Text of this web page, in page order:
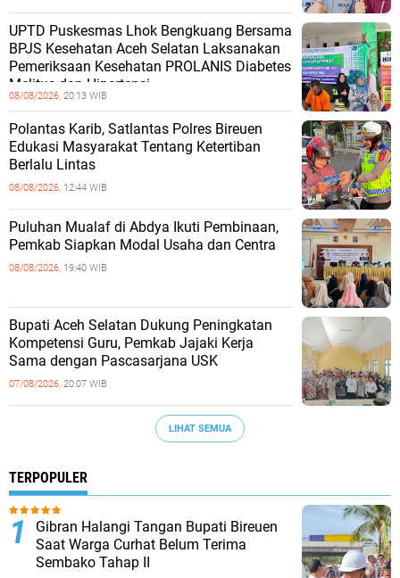
UPTD Puskesmas Lhok Bengkuang Bersama
BPJS Kesehatan Aceh Selatan Laksanakan
Pemeriksaan Kesehatan PROLANIS Diabetes
Melitus dan Hipertensi
08/08/2026, 20:13 WIB
Polantas Karib, Satlantas Polres Bireuen
Edukasi Masyarakat Tentang Ketertiban
Berlalu Lintas
08/08/2026, 12:44 WIB
Puluhan Mualaf di Abdya Ikuti Pembinaan,
Pemkab Siapkan Modal Usaha dan Centra
08/08/2026, 19:40 WIB
Bupati Aceh Selatan Dukung Peningkatan
Kompetensi Guru, Pemkab Jajaki Kerja
Sama dengan Pascasarjana USK
07/08/2026, 20:07 WIB
LIHAT SEMUA
TERPOPULER
Gibran Halangi Tangan Bupati Bireuen
Saat Warga Curhat Belum Terima
Sembako Tahap II